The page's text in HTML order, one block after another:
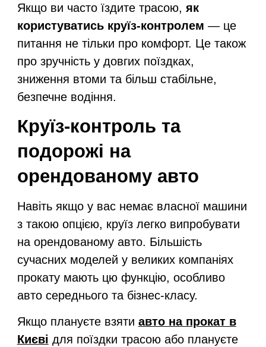
Якщо ви часто їздите трасою, як
користуватись круїз-контролем — це
питання не тільки про комфорт. Це також
про зручність у довгих поїздках,
зниження втоми та більш стабільне,
безпечне водіння.
Круїз-контроль та
подорожі на
орендованому авто
Навіть якщо у вас немає власної машини
з такою опцією, круїз легко випробувати
на орендованому авто. Більшість
сучасних моделей у великих компаніях
прокату мають цю функцію, особливо
авто середнього та бізнес-класу.
Якщо плануєте взяти авто на прокат в
Києві для поїздки трасою або плануєте